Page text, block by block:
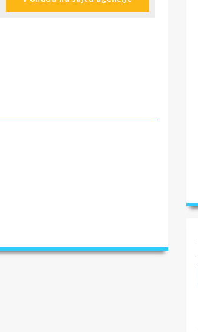
hotela/apartmana - putno